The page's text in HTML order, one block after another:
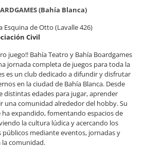
(Bahía Blanca)
Esquina de Otto (Lavalle 426)
Civil
juego!! Bahía Teatro y Bahía Boardgames
jornada completa de juegos para toda la
es un club dedicado a difundir y disfrutar
en la ciudad de Bahía Blanca. Desde
distintas edades para jugar, aprender
una comunidad alrededor del hobby. Su
ha expandido, fomentando espacios de
la cultura lúdica y acercando los
públicos mediante eventos, jornadas y
la comunidad.